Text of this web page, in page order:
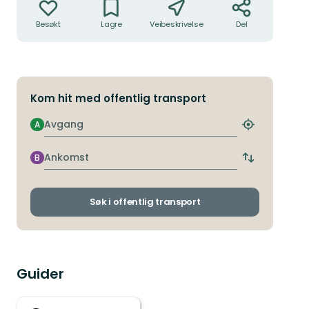
Besøkt Lagre Veibeskrivelse Del
Kom hit med offentlig transport
Avgang
A
Finn
holdeplass
Ankomst
B
Bytt
og
Søk i offentlig transport
Guider